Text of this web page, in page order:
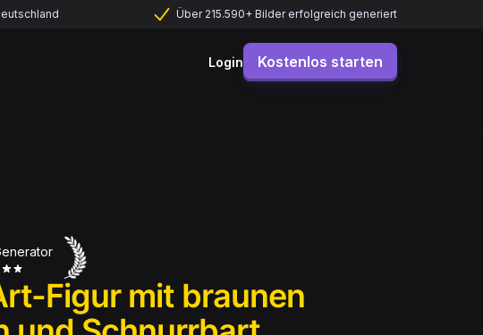
Über 215.590+ Bilder erfolgreich generiert
Login Kostenlos starten
Figur mit braunen